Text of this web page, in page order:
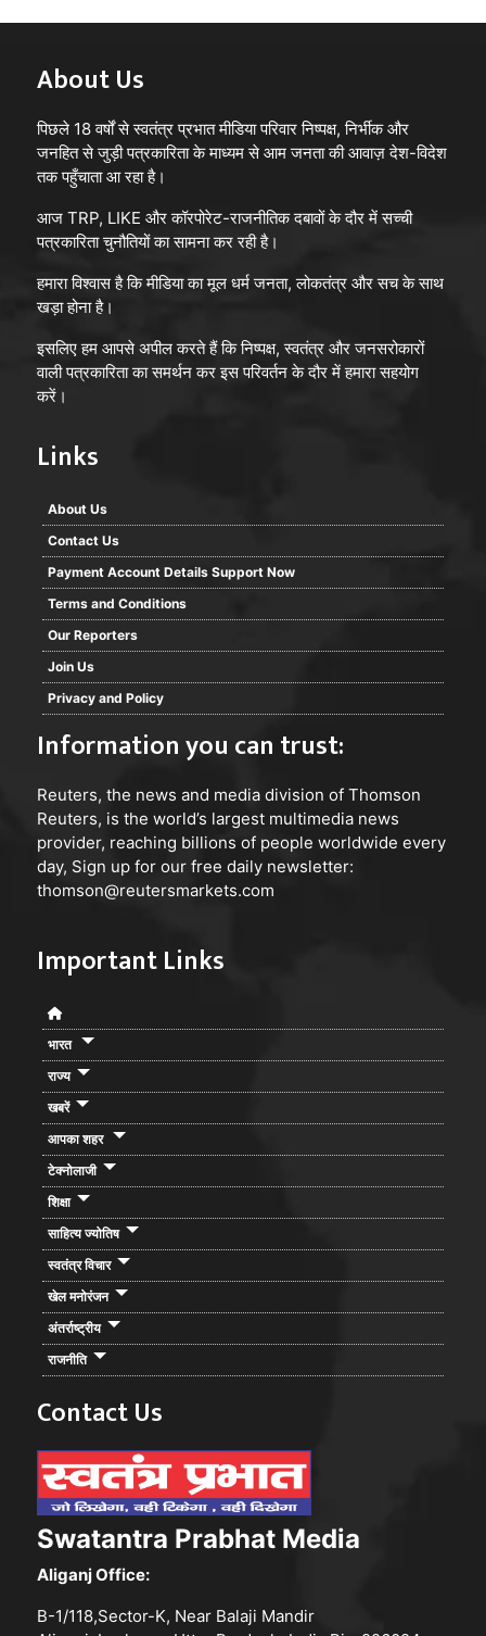
About Us
पिछले 18 वर्षों से स्वतंत्र प्रभात मीडिया परिवार निष्पक्ष, निर्भीक और
जनहित से जुड़ी पत्रकारिता के माध्यम से आम जनता की आवाज़ देश-विदेश
तक पहुँचाता आ रहा है।
आज TRP, LIKE और कॉरपोरेट-राजनीतिक दबावों के दौर में सच्ची
पत्रकारिता चुनौतियों का सामना कर रही है।
हमारा विश्वास है कि मीडिया का मूल धर्म जनता, लोकतंत्र और सच के साथ
खड़ा होना है।
इसलिए हम आपसे अपील करते हैं कि निष्पक्ष, स्वतंत्र और जनसरोकारों
वाली पत्रकारिता का समर्थन कर इस परिवर्तन के दौर में हमारा सहयोग
करें।
Links
About Us
Contact Us
Payment Account Details Support Now
Terms and Conditions
Our Reporters
Join Us
Privacy and Policy
Information you can trust:
Reuters, the news and media division of Thomson
Reuters, is the world’s largest multimedia news
provider, reaching billions of people worldwide every
day, Sign up for our free daily newsletter:
thomson@reutersmarkets.com
Important Links
भारत
राज्य
खबरें
आपका शहर
टेक्नोलाजी
शिक्षा
साहित्य ज्योतिष
स्वतंत्र विचार
खेल मनोरंजन
अंतर्राष्ट्रीय
राजनीति
Contact Us
Swatantra Prabhat Media
Aliganj Office:
B-1/118,Sector-K, Near Balaji Mandir